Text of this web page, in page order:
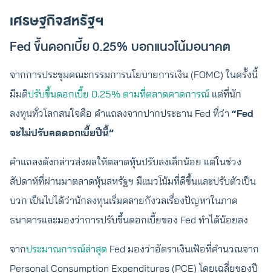
เศรษฐกิจสหรัฐฯ
Fed ขึ้นดอกเบี้ย 0.25% บอกแนวโน้มอนาคต
จากการประชุมคณะกรรมการนโยบายการเงิน (FOMC) ในครั้งนี้
มีมติปรับขึ้นดอกเบี้ย 0.25% ตามที่ตลาดคาดการณ์ แต่ที่นัก
ลงทุนทั่วโลกสนใจคือ คำแถลงจากปากประธาน Fed ที่ว่า “Fed
จะไม่ปรับลดดอกเบี้ยปีนี้”
คำแถลงดังกล่าวส่งผลให้ตลาดหุ้นปรับลงเล็กน้อย แต่ในช่วง
สัปดาห์ที่ผ่านมาตลาดหุ้นสหรัฐฯ มีแนวโน้มที่ดีขึ้นและปรับตัวเป็น
บวก เป็นไปได้ว่านักลงทุนเริ่มคลายกังวลเรื่องปัญหาในภาค
ธนาคารและมองว่าการปรับขึ้นดอกเบี้ยของ Fed ทำได้น้อยลง
จากประมาณการณ์ล่าสุด Fed มองว่าอัตราเงินเฟ้อที่คำนวณจาก
Personal Consumption Expenditures (PCE) โดยเฉลี่ยของปี